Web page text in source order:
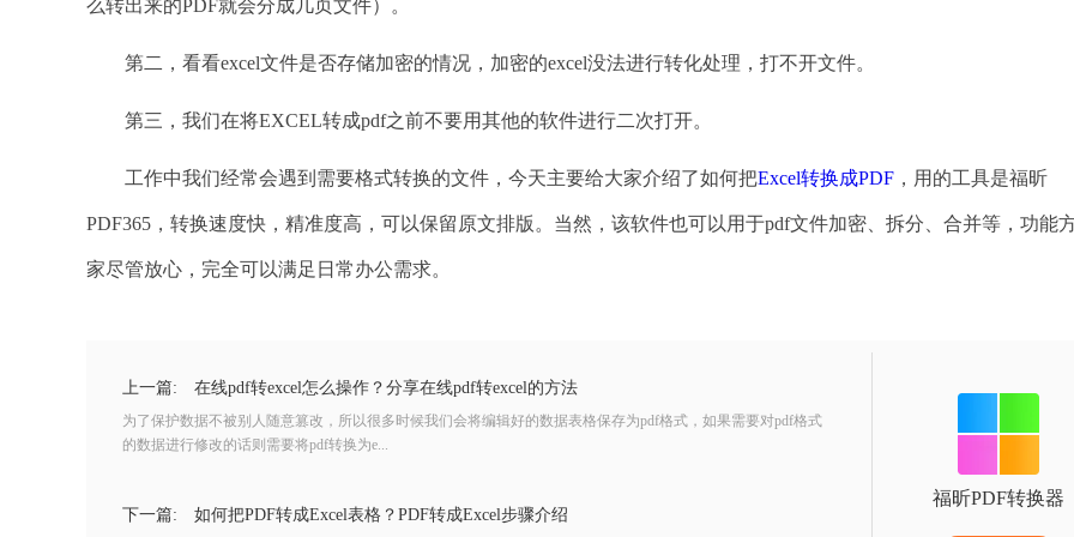
么转出来的PDF就会分成几页文件）。
第二，看看excel文件是否存储加密的情况，加密的excel没法进行转化处理，打不开文件。
第三，我们在将EXCEL转成pdf之前不要用其他的软件进行二次打开。
工作中我们经常会遇到需要格式转换的文件，今天主要给大家介绍了如何把Excel转换成PDF ，用的工具是福昕
PDF365，转换速度快，精准度高，可以保留原文排版。当然，该软件也可以用于pdf文件加密、拆分、合并等，功能
家尽管放心，完全可以满足日常办公需求。
上一篇: 在线pdf转excel怎么操作？分享在线pdf转excel的方法
为了保护数据不被别人随意篡改，所以很多时候我们会将编辑好的数据表格保存为pdf格式，如果需要对pdf格式
的数据进行修改的话则需要将pdf转换为e...
下一篇: 如何把PDF转成Excel表格？PDF转成Excel步骤介绍
福昕PDF转换器